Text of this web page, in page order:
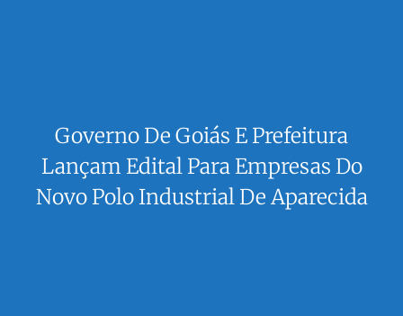
Governo De Goiás E Prefeitura
Lançam Edital Para Empresas Do
Novo Polo Industrial De Aparecida